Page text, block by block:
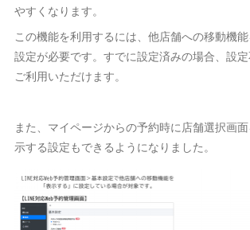
やすくなります。
この機能を利用するには、他店舗への移動機
設定が必要です。すでに設定済みの場合、設
ご利用いただけます。
また、マイページからの予約時に店舗選択画
示する設定もできるようになりました。